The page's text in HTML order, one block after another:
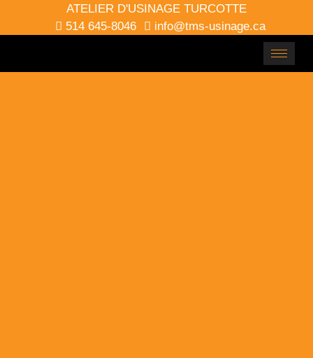
ATELIER D'USINAGE TURCOTTE
514 645-8046
info@tms-usinage.ca